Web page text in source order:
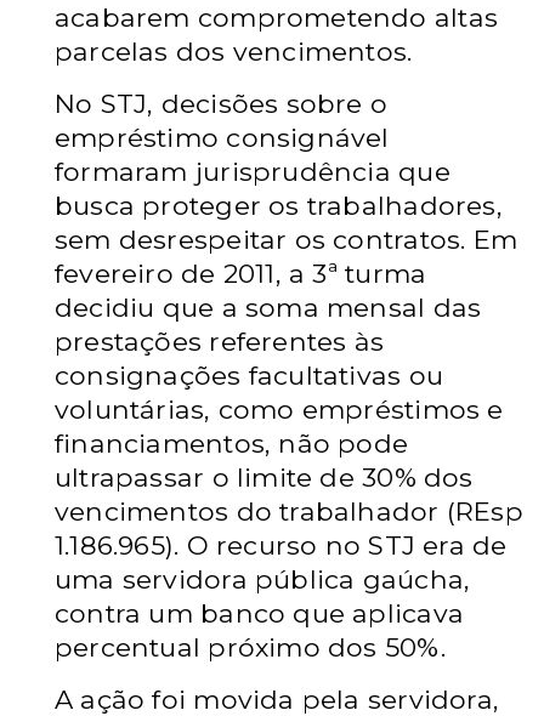
acabarem comprometendo altas
parcelas dos vencimentos.
No STJ, decisões sobre o
empréstimo consignável
formaram jurisprudência que
busca proteger os trabalhadores,
sem desrespeitar os contratos. Em
fevereiro de 2011, a 3ª turma
decidiu que a soma mensal das
prestações referentes às
consignações facultativas ou
voluntárias, como empréstimos e
financiamentos, não pode
ultrapassar o limite de 30% dos
vencimentos do trabalhador (REsp
1.186.965). O recurso no STJ era de
uma servidora pública gaúcha,
contra um banco que aplicava
percentual próximo dos 50%.
A ação foi movida pela servidora,